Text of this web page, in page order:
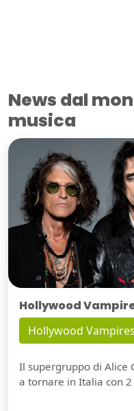
News dal
musica
Hollywood
Hollywood Vampires
Il supergruppo di Alice
a tornare in Italia con